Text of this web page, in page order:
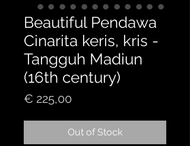
Beautiful Pendawa
Cinarita keris, kris -
Tangguh Madiun
(16th century)
€ 225,00
Out of Stock